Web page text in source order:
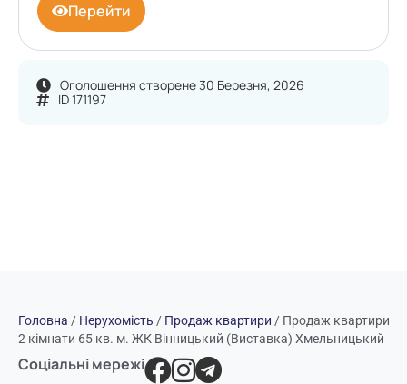
Оголошення створене 30 Березня, 2026
ID 171197
Перейти
Головна / Нерухомість / Продаж квартири / Продаж квартири
2 кімнати 65 кв. м. ЖК Вінницький (Виставка) Хмельницький
Соціальні мережі